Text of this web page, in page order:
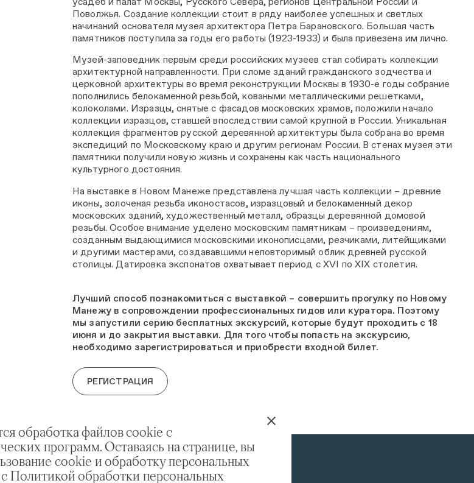
обработка файлов cookie с
программ. Оставаясь на странице, вы
cookie и обработку персональных
Политикой обработки персональных
Поволжья. Создание коллекции стоит в ряду наиболее успешных и светлых
начинаний основателя музея архитектора Петра Барановского. Большая часть
памятников поступила за годы его работы (1923-1933) и была привезена им лично.
Музей-заповедник первым среди российских музеев стал собирать коллекции
архитектурной направленности. При сломе зданий гражданского зодчества и
церковной архитектуры во время реконструкции Москвы в 1930-е годы собрание
пополнились белокаменной резьбой, коваными металлическими решетками,
колоколами. Изразцы, снятые с фасадов московских храмов, положили начало
коллекции изразцов, ставшей впоследствии самой крупной в России. Уникальная
коллекция фрагментов русской деревянной архитектуры была собрана во время
экспедиций по Московскому краю и другим регионам России. В стенах музея эти
памятники получили новую жизнь и сохранены как часть национального
культурного достояния.
На выставке в Новом Манеже представлена лучшая часть коллекции – древние
иконы, золоченая резьба иконостасов, изразцовый и белокаменный декор
московских зданий, художественный металл, образцы деревянной домовой
резьбы. Особое внимание уделено московским памятникам – произведениям,
созданным выдающимися московскими иконописцами, резчиками, литейщиками
и другими мастерами, создававшими неповторимый облик древней русской
столицы. Датировка экспонатов охватывает период с XVI по XIX столетия.
Лучший способ познакомиться с выставкой – совершить прогулку по Новому
Манежу в сопровождении профессиональных гидов или куратора. Поэтому
мы запустили серию бесплатных экскурсий, которые будут проходить с 18
июня и до закрытия выставки. Для того чтобы попасть на экскурсию,
необходимо зарегистрироваться и приобрести входной билет.
РЕГИСТРАЦИЯ